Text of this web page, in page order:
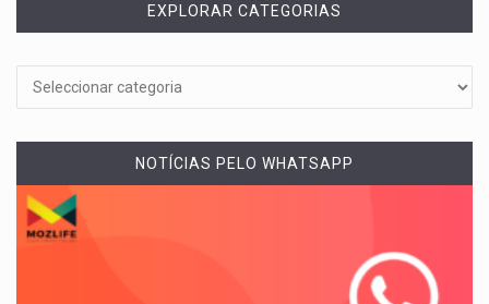
EXPLORAR CATEGORIAS
NOTÍCIAS PELO WHATSAPP